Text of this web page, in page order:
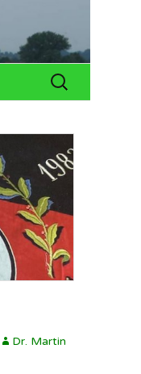
Suchen
nach:
Dr. Martin